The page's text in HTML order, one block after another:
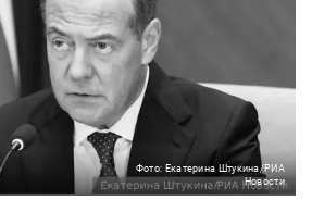
Фото: Екатерина Штукина/РИА
Новости